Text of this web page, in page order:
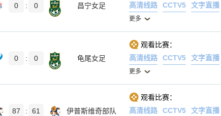
0 : 0 昌宁女足
高清线路
CCTV5 文字直播
更多
0 : 0 龟尾女足
观看比赛：
高清线路
CCTV5 文字直播
更多
87 : 61 伊普斯维奇部队
观看比赛：
高清线路
CCTV5 文字直播